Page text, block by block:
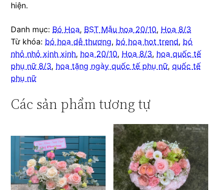
hiện.
Danh mục: Bó Hoa, BST Mẫu hoa 20/10, Hoa 8/3
Từ khóa: bó hoa dễ thương, bó hoa hot trend, bó
nhỏ nhỏ xinh xinh, hoa 20/10, Hoa 8/3, hoa quốc tế
phụ nữ 8/3, hoa tặng ngày quốc tế phụ nữ,quốc tế
phụ nữ
Các sản phẩm tương tự